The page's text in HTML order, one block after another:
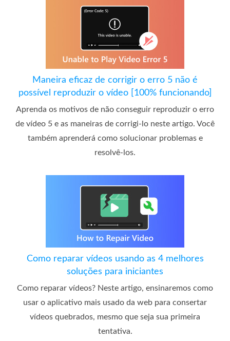
Maneira eficaz de corrigir o erro 5 não é
possível reproduzir o vídeo [100% funcionando]
Aprenda os motivos de não conseguir reproduzir o erro
de vídeo 5 e as maneiras de corrigi-lo neste artigo. Você
também aprenderá como solucionar problemas e
resolvê-los.
Como reparar vídeos usando as 4 melhores
soluções para iniciantes
Como reparar vídeos? Neste artigo, ensinaremos como
usar o aplicativo mais usado da web para consertar
vídeos quebrados, mesmo que seja sua primeira
tentativa.